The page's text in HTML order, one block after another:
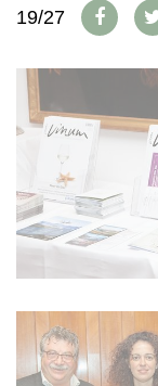
AVANTAGES
VINOPHILES
CONCOURS DE VIN
CONCOURS
AVANTAGES
GUIDE MILLÉSIMES
RECHERCHE VINS
NEWSLETTER
GUIDE DU VIGNOBLE
PRESSE
MENTIONS LÉGALES
19/27